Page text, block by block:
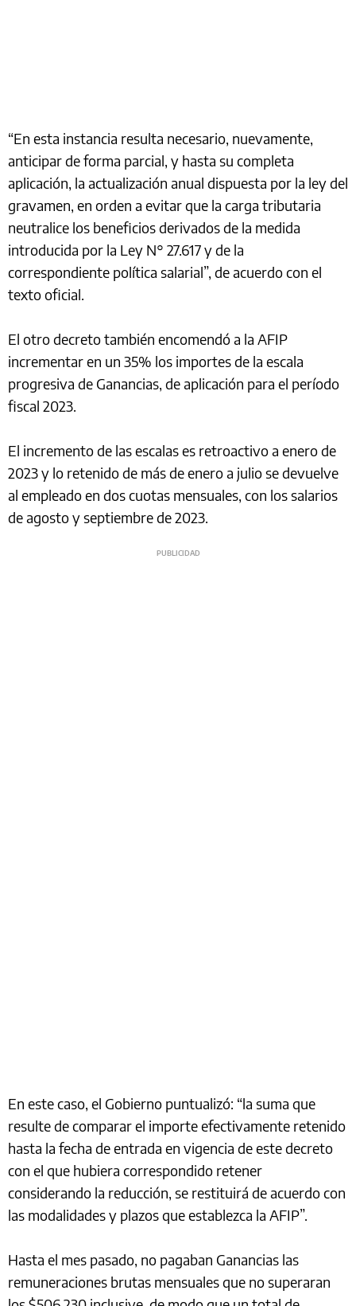
“En esta instancia resulta necesario, nuevamente,
anticipar de forma parcial, y hasta su completa
aplicación, la actualización anual dispuesta por la ley del
gravamen, en orden a evitar que la carga tributaria
neutralice los beneficios derivados de la medida
introducida por la Ley N° 27.617 y de la
correspondiente política salarial”, de acuerdo con el
texto oficial.
El otro decreto también encomendó a la AFIP
incrementar en un 35% los importes de la escala
progresiva de Ganancias, de aplicación para el período
fiscal 2023.
El incremento de las escalas es retroactivo a enero de
2023 y lo retenido de más de enero a julio se devuelve
al empleado en dos cuotas mensuales, con los salarios
de agosto y septiembre de 2023.
En este caso, el Gobierno puntualizó: “la suma que
resulte de comparar el importe efectivamente retenido
hasta la fecha de entrada en vigencia de este decreto
con el que hubiera correspondido retener
considerando la reducción, se restituirá de acuerdo con
las modalidades y plazos que establezca la AFIP”.
Hasta el mes pasado, no pagaban Ganancias las
remuneraciones brutas mensuales que no superaran